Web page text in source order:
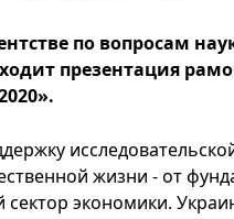
по вопросам
презентация
жизни - от
экономики.